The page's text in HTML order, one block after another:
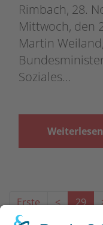
Rimbach, 28.
Mittwoch, den
Martin
Soziales…
Weiterlesen
Erste < 29